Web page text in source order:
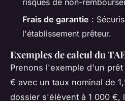
Frais de garantie :
l'établissement prêteur.
Exemples de calcul du
Prenons l'exemple d'un
€ avec un taux nominal de
dossier s'élèvent à 1 000 €,